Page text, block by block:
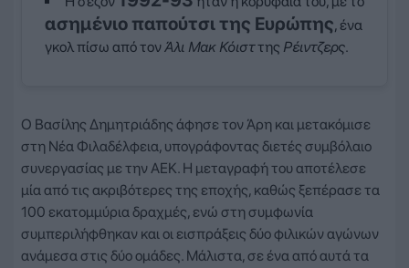
ασημένιο παπούτσι της Ευρώπης, ένα
γκολ πίσω από τονΆλι Μακ Κόισττης Ρέιντζερς.
Ο Βασίλης Δημητριάδης άφησε τον Άρη και μετακόμισε
στη Νέα Φιλαδέλφεια, υπογράφοντας διετές συμβόλαιο
συνεργασίας με την ΑΕΚ. Η μεταγραφή του αποτέλεσε
μία από τις ακριβότερες της εποχής, καθώς ξεπέρασε τα
100 εκατομμύρια δραχμές, ενώ στη συμφωνία
συμπεριλήφθηκαν και οι εισπράξεις δύο φιλικών αγώνων
ανάμεσα στις δύο ομάδες. Μάλιστα, σε ένα από αυτά τα